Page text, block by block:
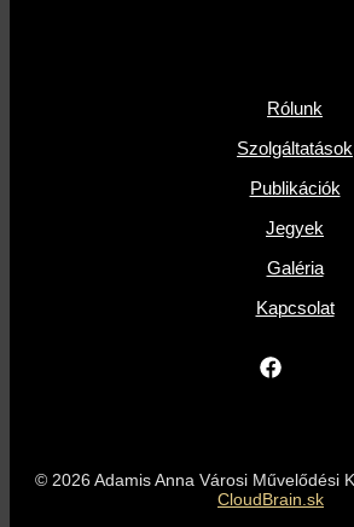
Rólunk
Szolgáltatások
Publikációk
Jegyek
Galéria
Kapcsolat
© 2026 Adamis Anna Városi Művelődési
CloudBrain.sk